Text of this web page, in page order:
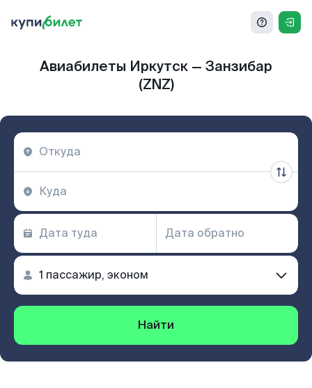
Авиабилеты Иркутск — Занзибар
(ZNZ)
Найти